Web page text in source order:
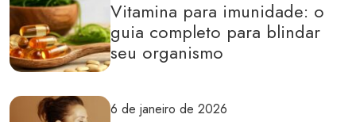
Vitamina para imunidade: o
guia completo para blindar
seu organismo
6 de janeiro de 2026